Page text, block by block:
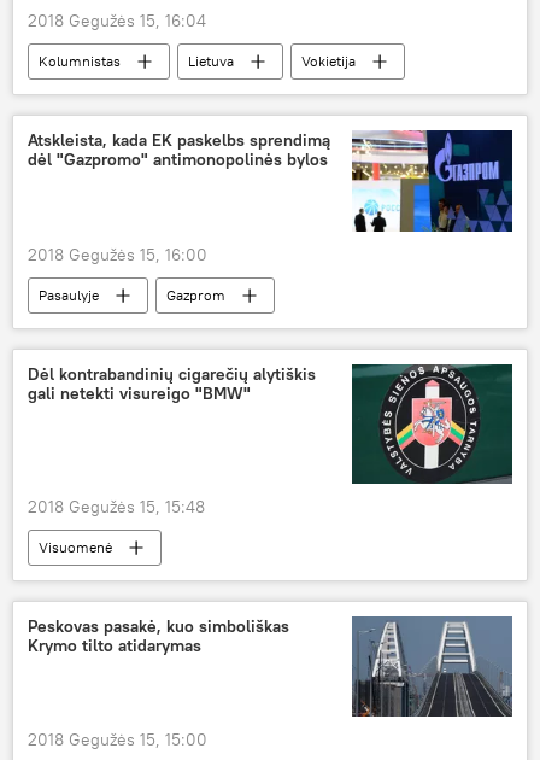
2018 Gegužės 15, 16:04
Kolumnistas Lietuva
Vokietija
užsienio politika
Atskleista, kada EK paskelbs sprendimą
dėl "Gazpromo" antimonopolinės bylos
2018 Gegužės 15, 16:00
Pasaulyje
Gazprom
Europos Komisija (EK)
Dėl kontrabandinių cigarečių alytiškis
gali netekti visureigo "BMW"
2018 Gegužės 15, 15:48
Visuomenė
Kontrabanda, dokumentų klastojimas ir kiti įvykiai Lietuvos pasienyje
Alytus
Valstybės sienos apsaugos tarnyba (VSAT)
Peskovas pasakė, kuo simboliškas
Krymo tilto atidarymas
2018 Gegužės 15, 15:00